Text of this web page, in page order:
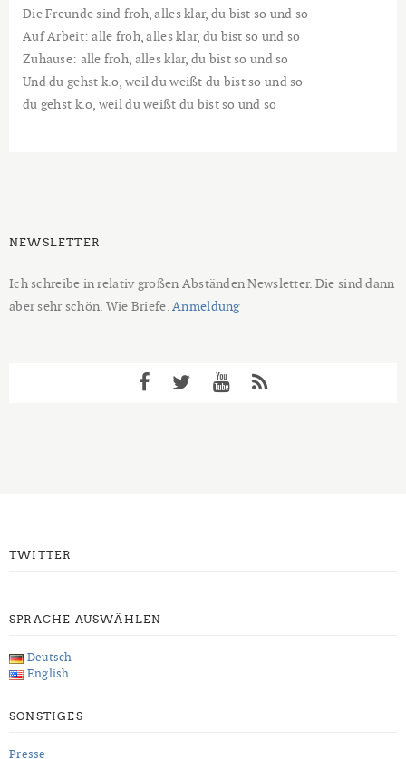
Die Freunde sind froh, alles klar, du bist so und so
Auf Arbeit: alle froh, alles klar, du bist so und so
Zuhause: alle froh, alles klar, du bist so und so
Und du gehst k.o, weil du weißt du bist so und so
du gehst k.o, weil du weißt du bist so und so
NEWSLETTER
Ich schreibe in relativ großen Abständen Newsletter. Die sind dann
aber sehr schön. Wie Briefe.Anmeldung
TWITTER
SPRACHE AUSWÄHLEN
Deutsch
English
SONSTIGES
Presse